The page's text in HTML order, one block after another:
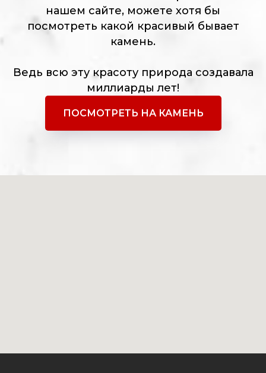
нашем сайте, можете хотя бы
посмотреть какой красивый бывает
камень.
Ведь всю эту красоту природа создавала
миллиарды лет!
ПОСМОТРЕТЬ НА КАМЕНЬ